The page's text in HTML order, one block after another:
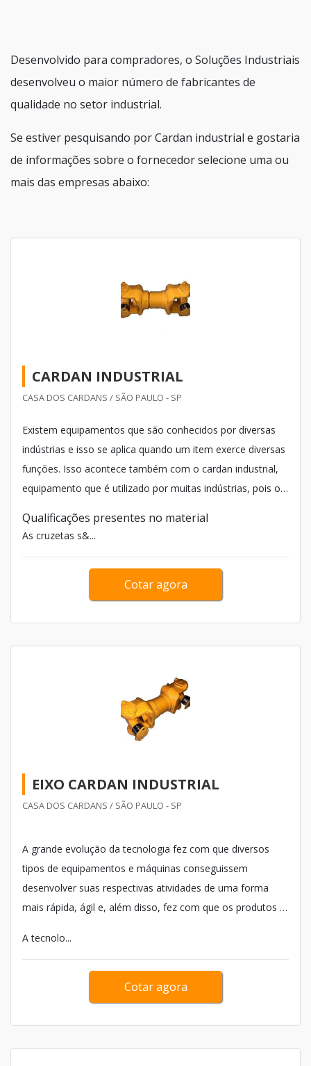
Desenvolvido para compradores, o Soluções Industriais
desenvolveu o maior número de fabricantes de
qualidade no setor industrial.
Se estiver pesquisando por Cardan industrial e gostaria
de informações sobre o fornecedor selecione uma ou
mais das empresas abaixo:
CARDAN INDUSTRIAL
CASA DOS CARDANS / SÃO PAULO - SP
Existem equipamentos que são conhecidos por diversas
indústrias e isso se aplica quando um item exerce diversas
funções. Isso acontece também com o cardan industrial,
equipamento que é utilizado por muitas indústrias, pois o
facilita a fixação das cruzetas.
Qualificações presentes no material
As cruzetas s&...
Cotar agora
EIXO CARDAN INDUSTRIAL
CASA DOS CARDANS / SÃO PAULO - SP
A grande evolução da tecnologia fez com que diversos
tipos de equipamentos e máquinas conseguissem
desenvolver suas respectivas atividades de uma forma
mais rápida, ágil e, além disso, fez com que os produtos e
melhores resultados. Esse é o caso do eixo cardan
A tecnolo...
Cotar agora